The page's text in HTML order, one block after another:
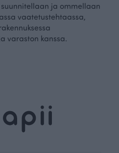
ja ommellaan
vaatetustehtaassa,
varaston kanssa.